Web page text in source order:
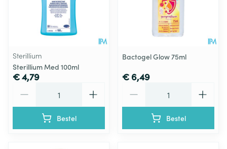
Sterillium
Sterillium Med 100ml
€ 4,79
Bestel
Bactogel Glow 75ml
€ 6,49
Bestel